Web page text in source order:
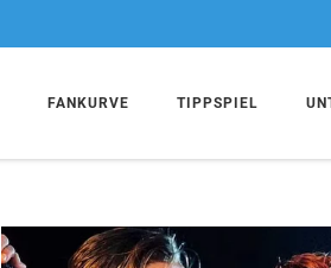
FANKURVE TIPPSPIEL